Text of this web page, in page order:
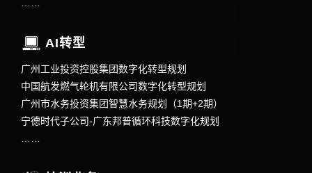
AI转型
广州工业投资控股集团数字化转型规划
中国航发燃气轮机有限公司数字化转型规划
广州市水务投资集团智慧水务规划（1期+2期）
宁德时代子公司-广东邦普循环科技数字化规划